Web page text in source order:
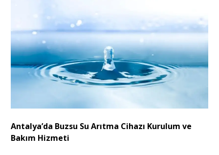
Antalya’da Buzsu Su Arıtma Cihazı Kurulum ve
Bakım Hizmeti